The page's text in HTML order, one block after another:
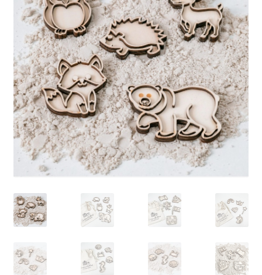
HSP
LS
TOS
HB
SCHOLEN
KOOPJES
BLOG